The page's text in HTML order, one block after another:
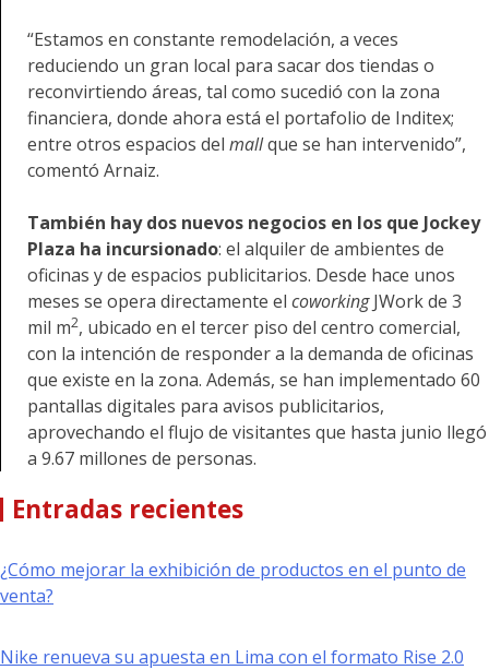
“Estamos en constante remodelación, a veces
reduciendo un gran local para sacar dos tiendas o
reconvirtiendo áreas, tal como sucedió con la zona
financiera, donde ahora está el portafolio de Inditex;
entre otros espacios del mallque se han intervenido”,
comentó Arnaiz.
También hay dos nuevos negocios en los que Jockey
Plaza ha incursionado: el alquiler de ambientes de
oficinas y de espacios publicitarios. Desde hace unos
meses se opera directamente el coworkingJWork de 3
mil m2, ubicado en el tercer piso del centro comercial,
con la intención de responder a la demanda de oficinas
que existe en la zona. Además, se han implementado 60
pantallas digitales para avisos publicitarios,
aprovechando el flujo de visitantes que hasta junio llegó
a 9.67 millones de personas.
Entradas recientes
¿Cómo mejorar la exhibición de productos en el punto de
venta?
Nike renueva su apuesta en Lima con el formato Rise 2.0